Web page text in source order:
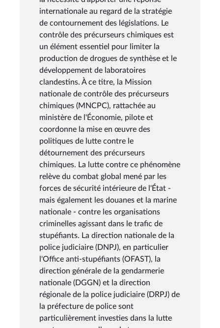
internationale au regard de la stratégie
de contournement des législations. Le
contrôle des précurseurs chimiques est
un élément essentiel pour limiter la
production de drogues de synthèse et le
développement de laboratoires
clandestins. À ce titre, la Mission
nationale de contrôle des précurseurs
chimiques (MNCPC), rattachée au
ministère de l'Économie, pilote et
coordonne la mise en œuvre des
politiques de lutte contre le
détournement des précurseurs
chimiques. La lutte contre ce phénomène
relève du combat global mené par les
forces de sécurité intérieure de l'État -
mais également les douanes et la marine
nationale - contre les organisations
criminelles agissant dans le trafic de
stupéfiants. La direction nationale de la
police judiciaire (DNPJ), en particulier
l'Office anti-stupéfiants (OFAST), la
direction générale de la gendarmerie
nationale (DGGN) et la direction
régionale de la police judiciaire (DRPJ) de
la préfecture de police sont
particulièrement investies dans la lutte